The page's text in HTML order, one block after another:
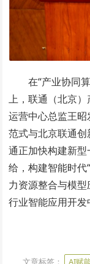
在“产业协同
上，联通（北京
运营中心总监王
范式与北京联通
通正加快构建新
给，构建智能时
力资源整合与模
行业智能应用开发
文章标签： AI赋